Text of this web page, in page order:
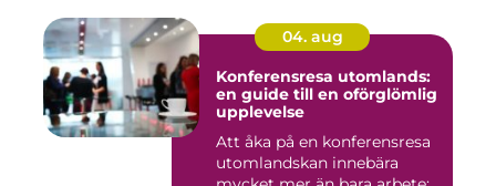
04. aug
Konferensresa utomlands:
en guide till en oförglömlig
upplevelse
Att åka på en konferensresa
utomlandskan innebära